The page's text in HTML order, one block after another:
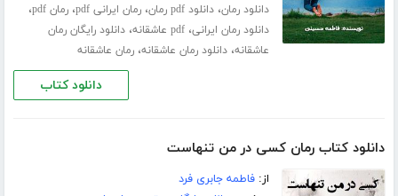
دانلود رمان،دانلود pdf رمان ،رمان ایرانی pdf ،رمان pdf ،
دانلود رمان ایرانی،pdf عاشقانه ،دانلود رایگان رمان
عاشقانه،دانلود رمان عاشقانه،رمان عاشقانه
دانلود کتاب
دانلود کتاب رمان کسی در من تنهاست
از:فاطمه جابری فرد